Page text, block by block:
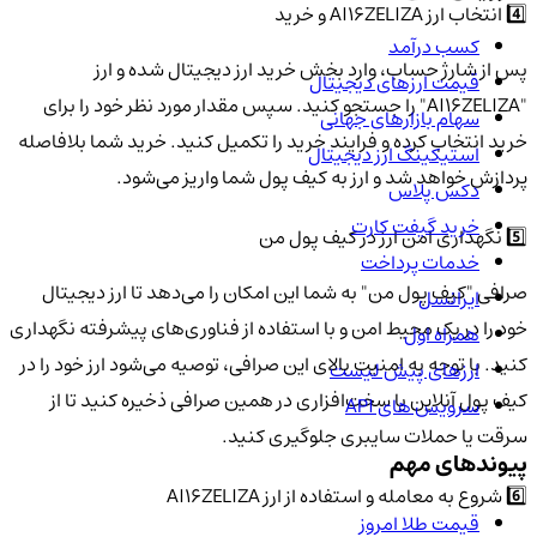
4️⃣ انتخاب ارز AI16ZELIZA و خرید
پس از شارژ حساب، وارد بخش خرید ارز دیجیتال شده و ارز
"AI16ZELIZA" را جستجو کنید. سپس مقدار مورد نظر خود را برای
خرید انتخاب کرده و فرایند خرید را تکمیل کنید. خرید شما بلافاصله
پردازش خواهد شد و ارز به کیف پول شما واریز می‌شود.
5️⃣ نگهداری امن ارز در کیف پول من
صرافی "کیف پول من" به شما این امکان را می‌دهد تا ارز دیجیتال
خود را در یک محیط امن و با استفاده از فناوری‌های پیشرفته نگهداری
کنید. با توجه به امنیت بالای این صرافی، توصیه می‌شود ارز خود را در
کیف پول آنلاین یا سخت‌افزاری در همین صرافی ذخیره کنید تا از
سرقت یا حملات سایبری جلوگیری کنید.
6️⃣ شروع به معامله و استفاده از ارز AI16ZELIZA
کسب درآمد
قیمت ارزهای دیجیتال
سهام بازارهای جهانی
استیکینگ ارز دیجیتال
دکس پلاس
خرید گیفت کارت
خدمات پرداخت
ایرانسل
همراه اول
ارزهای پیش لیست
سرویس های API
پیوندهای مهم
قیمت طلا امروز